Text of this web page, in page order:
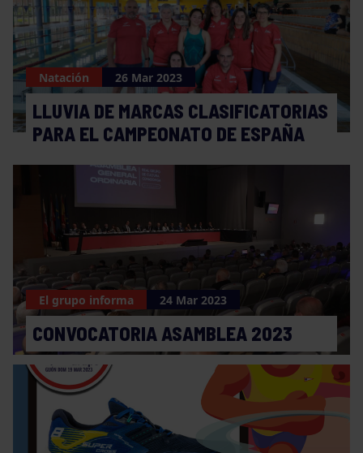
Natación 26 Mar 2023
LLUVIA DE MARCAS CLASIFICATORIAS
PARA EL CAMPEONATO DE ESPAÑA
El grupo informa 24 Mar 2023
CONVOCATORIA ASAMBLEA 2023